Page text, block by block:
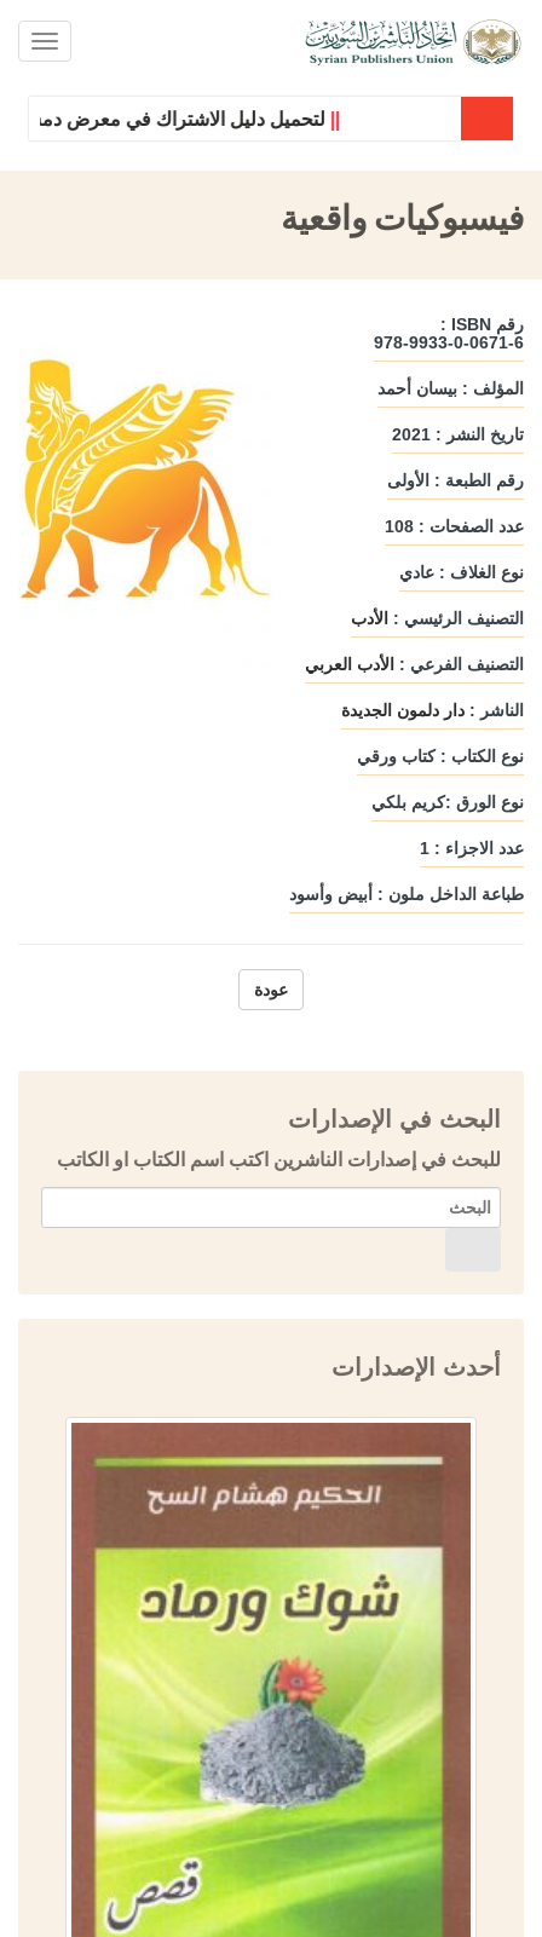
لتحميل دليل الاشتراك في معرض دمشق
فيسبوكيات واقعية
رقم ISBN :
978-9933-0-0671-6
المؤلف : بيسان أحمد
تاريخ النشر : 2021
رقم الطبعة : الأولى
عدد الصفحات : 108
نوع الغلاف : عادي
التصنيف الرئيسي : الأدب
التصنيف الفرعي : الأدب العربي
الناشر : دار دلمون الجديدة
نوع الكتاب : كتاب ورقي
نوع الورق :كريم بلكي
عدد الاجزاء : 1
طباعة الداخل ملون : أبيض وأسود
عودة
البحث في الإصدارات
للبحث في إصدارات الناشرين اكتب اسم الكتاب او الكاتب
أحدث الإصدارات